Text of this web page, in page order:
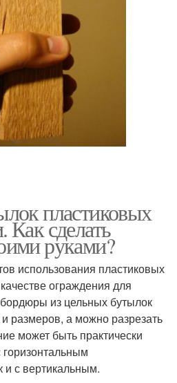
пластиковых
Как сделать
руками?
использования пластиковых
ограждения для
из цельных бутылок
размеров, а можно разрезать
может быть практически
с вертикальным.